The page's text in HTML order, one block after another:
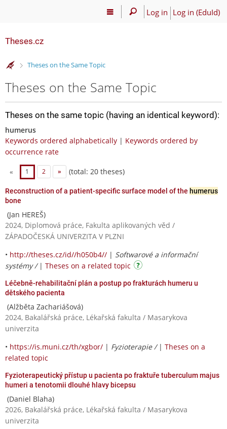
Log in Log in (EduId)
Theses.cz
>
Theses on the Same Topic
Theses on the Same Topic
Theses on the same topic (having an identical keyword):
humerus
Keywords ordered alphabetically | Keywords ordered by
occurrence rate
« 1 2 » (total: 20 theses)
Reconstruction of a patient-specific surface model of the humerus
bone
(Jan HEREŠ)
2024, Diplomová práce, Fakulta aplikovaných věd /
ZÁPADOČESKÁ UNIVERZITA V PLZNI
• http://theses.cz/id//h050b4// | Softwarové a informační
systémy / | Theses on a related topic
Léčebně-rehabilitační plán a postup po frakturách humeru u
dětského pacienta
(Alžběta Zachariášová)
2024, Bakalářská práce, Lékařská fakulta / Masarykova
univerzita
• https://is.muni.cz/th/xgbor/ | Fyzioterapie / | Theses on a
related topic
Fyzioterapeutický přístup u pacienta po fraktuře tuberculum majus
humeri a tenotomii dlouhé hlavy bicepsu
(Daniel Blaha)
2026, Bakalářská práce, Lékařská fakulta / Masarykova
univerzita